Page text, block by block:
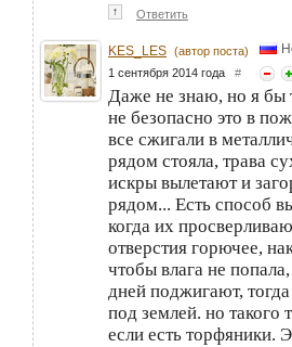
↑ Ответить
KES_LES (автор поста)
1 сентября 2014 года #
Даже не знаю, но я бы
не безопасно это в
все сжигали в
рядом стояла, трава
искры вылетают и
рядом... Есть способ
когда их
отверстия горючее,
чтобы влага не
дней поджигают,
под землей. но такого
если есть торфяники.